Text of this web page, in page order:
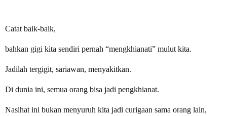
Catat baik-baik,
bahkan gigi kita sendiri pernah “mengkhianati” mulut kita.
Jadilah tergigit, sariawan, menyakitkan.
Di dunia ini, semua orang bisa jadi pengkhianat.
Nasihat ini bukan menyuruh kita jadi curigaan sama orang lain,